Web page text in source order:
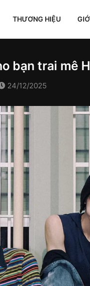
THƯƠNG HIỆU
bạn trai mê
24/12/2025